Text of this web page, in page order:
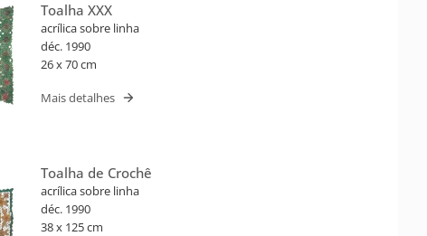
Toalha XXX
acrílica sobre linha
déc. 1990
26 x 70 cm
Mais detalhes
Toalha de Crochê
acrílica sobre linha
déc. 1990
38 x 125 cm